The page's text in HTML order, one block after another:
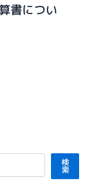
書につい
検
索